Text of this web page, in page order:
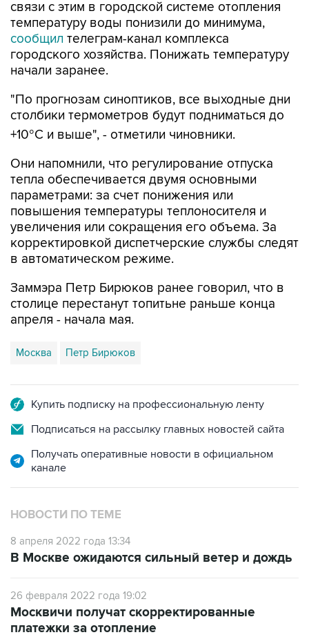
связи с этим в городской системе отопления
температуру воды понизили до минимума,
сообщил телеграм-канал комплекса
городского хозяйства. Понижать температуру
начали заранее.
"По прогнозам синоптиков, все выходные дни
столбики термометров будут подниматься до
+10°С и выше", - отметили чиновники.
Они напомнили, что регулирование отпуска
тепла обеспечивается двумя основными
параметрами: за счет понижения или
повышения температуры теплоносителя и
увеличения или сокращения его объема. За
корректировкой диспетчерские службы следят
в автоматическом режиме.
Заммэра Петр Бирюков ранее говорил, что в
столице перестанут топитьне раньше конца
апреля - начала мая.
Москва Петр Бирюков
Купить подписку на профессиональную ленту
Подписаться на рассылку главных новостей сайта
Получать оперативные новости в официальном
канале
НОВОСТИ ПО ТЕМЕ
8 апреля 2022 года 13:34
В Москве ожидаются сильный ветер и дождь
26 февраля 2022 года 19:02
Москвичи получат скорректированные
платежки за отопление